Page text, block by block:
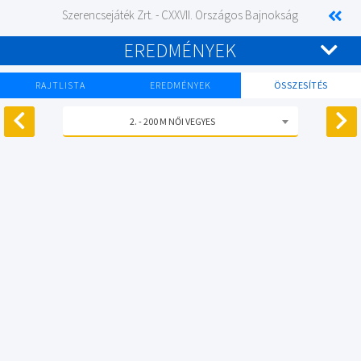
Szerencsejáték Zrt. - CXXVII. Országos Bajnokság
EREDMÉNYEK
RAJTLISTA EREDMÉNYEK ÖSSZESÍTÉS
2. - 200 M NŐI VEGYES